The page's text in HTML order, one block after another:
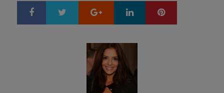
Google+ LinkedIn